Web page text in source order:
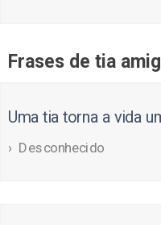
Frases de tia
Uma tia torna a vida
Desconhecido